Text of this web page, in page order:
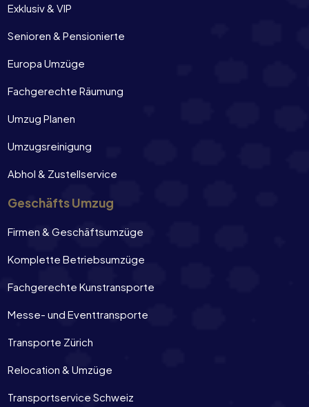
Exklusiv & VIP
Senioren & Pensionierte
Europa Umzüge
Fachgerechte Räumung
Umzug Planen
Umzugsreinigung
Abhol & Zustellservice
Geschäfts Umzug
Firmen & Geschäftsumzüge
Komplette Betriebsumzüge
Fachgerechte Kunstransporte
Messe- und Eventtransporte
Transporte Zürich
Relocation & Umzüge
Transportservice Schweiz